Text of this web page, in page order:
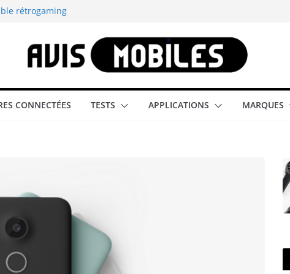
rétrogaming
compact
tous les
CONNECTÉES TESTS APPLICATIONS MARQUES